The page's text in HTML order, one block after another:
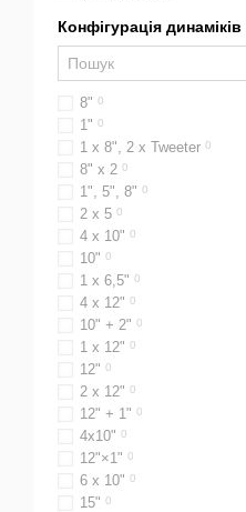
Конфігурація динаміків
8" 0
1" 0
1 x 8", 2 x Tweeter 0
8" х 2 0
1", 5", 8" 0
2 x 5 0
4 x 10" 0
10" 0
1 x 6,5" 0
4 x 12" 0
10" + 2" 0
1 x 12" 0
12" 0
2 x 12" 0
12" + 1" 0
4x10" 0
12"×1" 0
6 х 10" 0
15" 0